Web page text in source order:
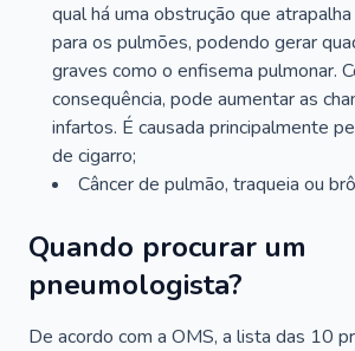
qual há uma obstrução que
para os pulmões, podendo gerar
graves como o enfisema pulmonar.
consequência, pode aumentar as
infartos. É causada principalmente
de cigarro;
Câncer de pulmão, traqueia ou
Quando procurar um
pneumologista?
De acordo com a OMS, a lista das 10